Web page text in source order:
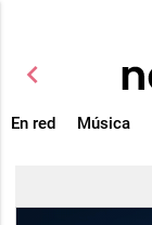
chevron_left
En red Música